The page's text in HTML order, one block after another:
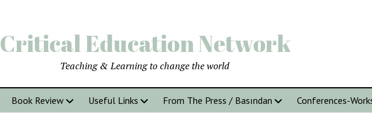
Critical Education Network
Teaching & Learning to change the world
Book Review Useful Links From The Press / Basından Conferences-